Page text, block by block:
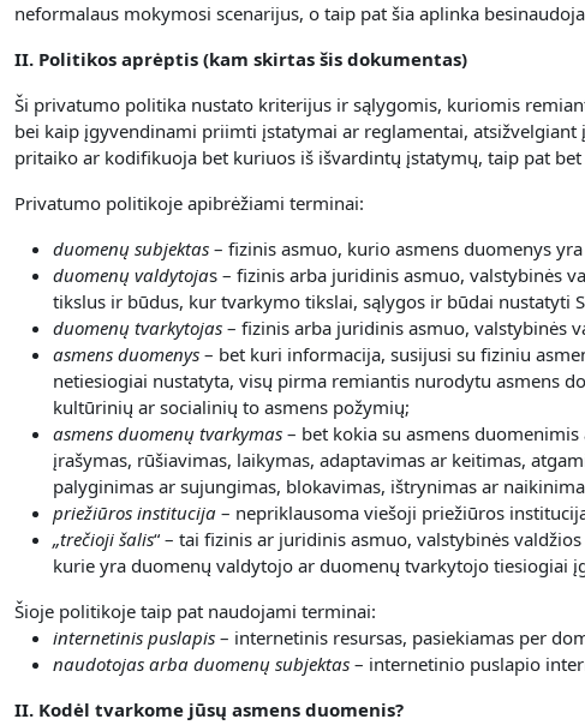
neformalaus mokymosi scenarijus, o taip pat šia aplinka
II. Politikos aprėptis (kam skirtas šis dokumentas)
Ši privatumo politika nustato kriterijus ir sąlygomis, kuriomis
bei kaip įgyvendinami priimti įstatymai ar reglamentai,
pritaiko ar kodifikuoja bet kuriuos iš išvardintų įstatymų, taip pat
Privatumo politikoje apibrėžiami terminai:
duomenų subjektas – fizinis asmuo, kurio asmens duomenys
duomenų valdytojas – fizinis arba juridinis asmuo, valstybinės
tikslus ir būdus, kur tvarkymo tikslai, sąlygos ir būdai nustatyti
duomenų tvarkytojas – fizinis arba juridinis asmuo, valstybinės
asmens duomenys – bet kuri informacija, susijusi su fiziniu
netiesiogiai nustatyta, visų pirma remiantis nurodytu asmens
kultūrinių ar socialinių to asmens požymių;
asmens duomenų tvarkymas – bet kokia su asmens
įrašymas, rūšiavimas, laikymas, adaptavimas ar keitimas,
palyginimas ar sujungimas, blokavimas, ištrynimas ar
priežiūros institucija – nepriklausoma viešoji priežiūros
„trečioji šalis“ – tai fizinis ar juridinis asmuo, valstybinės
kurie yra duomenų valdytojo ar duomenų tvarkytojo tiesiogiai
Šioje politikoje taip pat naudojami terminai:
internetinis puslapis – internetinis resursas, pasiekiamas per
naudotojas arba duomenų subjektas – internetinio puslapio
II. Kodėl tvarkome jūsų asmens duomenis?